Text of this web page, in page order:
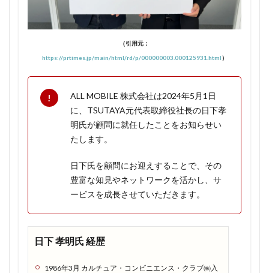
家族全
員でお
得に！
料にな
ってし
120GB
プラン
に変更
料はそ
のま
ま！
1.1.6
ワンコ
インキ
ーンを
（引用元：
https://prtimes.jp/main/html/rd/p/000000003.000125931.html）
ALL MOBILE 株式会社は2024年5月1日
に、TSUTAYA元代表取締役社長の日下孝
明氏が顧問に就任したことをお知らせい
たします。
日下氏を顧問にお迎えすることで、その
豊富な知見やネットワークを活かし、サ
ービスを成長させていただきます。
日下 孝明氏 経歴
1986年3月 カルチュア・コンビニエンス・クラブ㈱入